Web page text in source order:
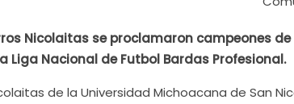
Nicolaitas se proclamaron campeones
Nacional de Futbol Bardas Profesional.
de la Universidad Michoacana de San